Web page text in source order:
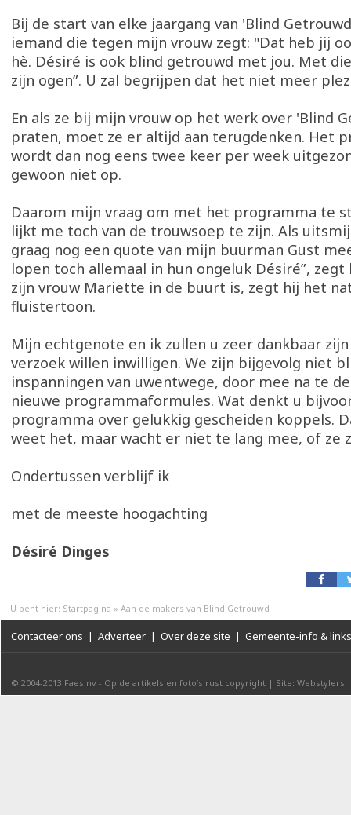
Bij de start van elke jaargang van 'Blind
iemand die tegen mijn vrouw zegt: "Dat heb jij
hè. Désiré is ook blind getrouwd met jou. Met
zijn ogen”. U zal begrijpen dat het niet meer
En als ze bij mijn vrouw op het werk over 'Blind
praten, moet ze er altijd aan terugdenken. Het
wordt dan nog eens twee keer per week
gewoon niet op.
Daarom mijn vraag om met het programma te
lijkt me toch van de trouwsoep te zijn. Als
graag nog een quote van mijn buurman Gust
lopen toch allemaal in hun ongeluk Désiré”, zegt
zijn vrouw Mariette in de buurt is, zegt hij het
fluistertoon.
Mijn echtgenote en ik zullen u zeer dankbaar
verzoek willen inwilligen. We zijn bijgevolg niet
inspanningen van uwentwege, door mee na te
nieuwe programmaformules. Wat denkt u
programma over gelukkig gescheiden koppels.
weet het, maar wacht er niet te lang mee, of ze
Ondertussen verblijf ik
met de meeste hoogachting
Désiré Dinges
U bent hier: Startpagina » Aan de makers van Blind Getrouwd
Contacteer ons | Adverteer | Over deze site | Gemeente-info & links
© 2004-2013 Faes nv - Op de artikels en foto’s rust copyright | Site: Webstylers